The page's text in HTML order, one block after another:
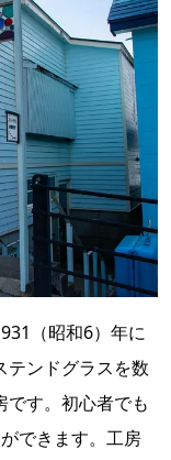
（昭和6）年に
テンドグラスを数
です。初心者でも
できます。工房